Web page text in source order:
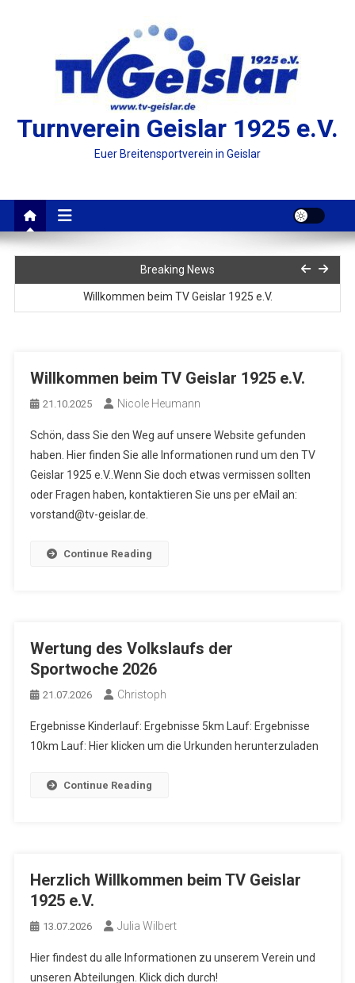
Turnverein Geislar 1925 e.V.
Euer Breitensportverein in Geislar
Breaking News
Willkommen beim TV Geislar 1925 e.V.
49. Sportwoche TV Geislar
Willkommen beim TV Geislar 1925 e.V.
Willkommen beim TV Geislar 1925 e.V.
21.10.2025 Nicole Heumann
Schön, dass Sie den Weg auf unsere Website gefunden
haben. Hier finden Sie alle Informationen rund um den TV
Geislar 1925 e.V..Wenn Sie doch etwas vermissen sollten
oder Fragen haben, kontaktieren Sie uns per eMail an:
vorstand@tv-geislar.de.
Continue Reading
Wertung des Volkslaufs der
Sportwoche 2026
21.07.2026 Christoph
Ergebnisse Kinderlauf: Ergebnisse 5km Lauf: Ergebnisse
10km Lauf: Hier klicken um die Urkunden herunterzuladen
Continue Reading
Herzlich Willkommen beim TV Geislar
1925 e.V.
13.07.2026 Julia Wilbert
Hier findest du alle Informationen zu unserem Verein und
unseren Abteilungen. Klick dich durch!